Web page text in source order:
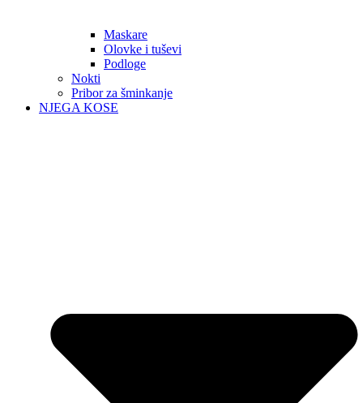
Maskare
Olovke i tuševi
Podloge
Nokti
Pribor za šminkanje
NJEGA KOSE